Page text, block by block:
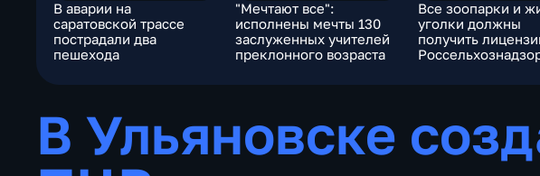
В аварии на
саратовской трассе
пострадали два
пешехода
"Мечтают все":
исполнены мечты 130
заслуженных учителей
преклонного возраста
Все зоопарки и
уголки должны
получить
В Ульяновске